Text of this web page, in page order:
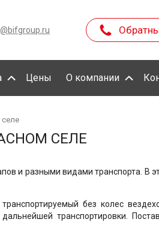
Цены О компании
селе
СЕЛЕ
и разными видами транспорта. В
без колес
транспортировки.